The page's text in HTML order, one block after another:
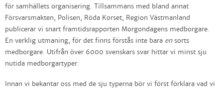
för samhällets organisering. Tillsammans med bland annat
Försvarsmakten, Polisen, Röda Korset, Region Västmanland
publicerar vi snart framtidsrapporten Morgondagens medborgare.
En verklig utmaning, för det finns förstås inte bara en sorts
medborgare. Utifrån över 6000 svenskars svar hittar vi minst sju
nutida medborgartyper.
Innan vi bekantar oss med de sju typerna bör vi först förklara vad vi